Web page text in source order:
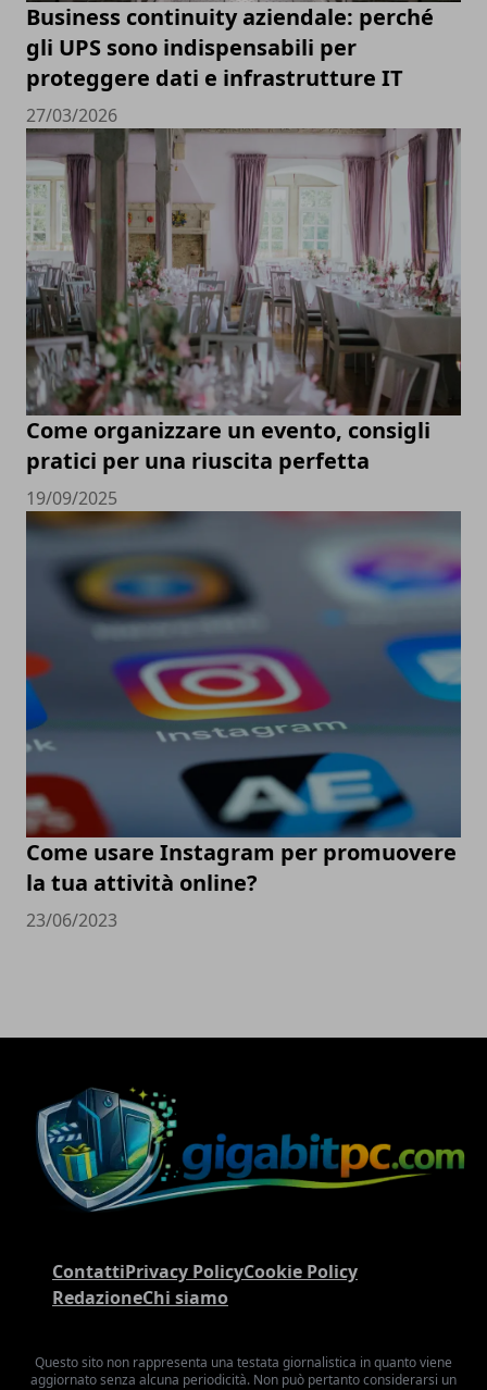
Business continuity aziendale: perché
gli UPS sono indispensabili per
proteggere dati e infrastrutture IT
27/03/2026
Come organizzare un evento, consigli
pratici per una riuscita perfetta
19/09/2025
Come usare Instagram per promuovere
la tua attività online?
23/06/2023
ContattiPrivacy PolicyCookie Policy
RedazioneChi siamo
Questo sito non rappresenta una testata giornalistica in quanto viene
aggiornato senza alcuna periodicità. Non può pertanto considerarsi un